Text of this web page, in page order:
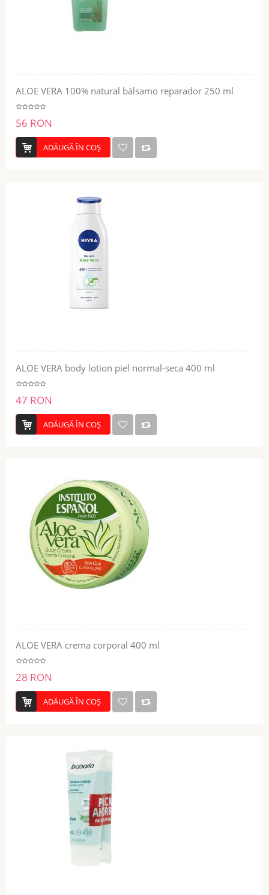
ALOE VERA 100% natural bálsamo reparador 250 ml
56 RON
ADĂUGĂ ÎN COŞ
ALOE VERA body lotion piel normal-seca 400 ml
47 RON
ADĂUGĂ ÎN COŞ
ALOE VERA crema corporal 400 ml
28 RON
ADĂUGĂ ÎN COŞ